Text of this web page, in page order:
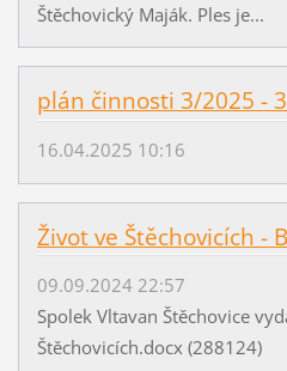
Štěchovický Maják. Ples je...
plán činnosti 3/2025 -
16.04.2025 10:16
Život ve Štěchovicích -
09.09.2024 22:57
Spolek Vltavan Štěchovice
Štěchovicích.docx (288124)